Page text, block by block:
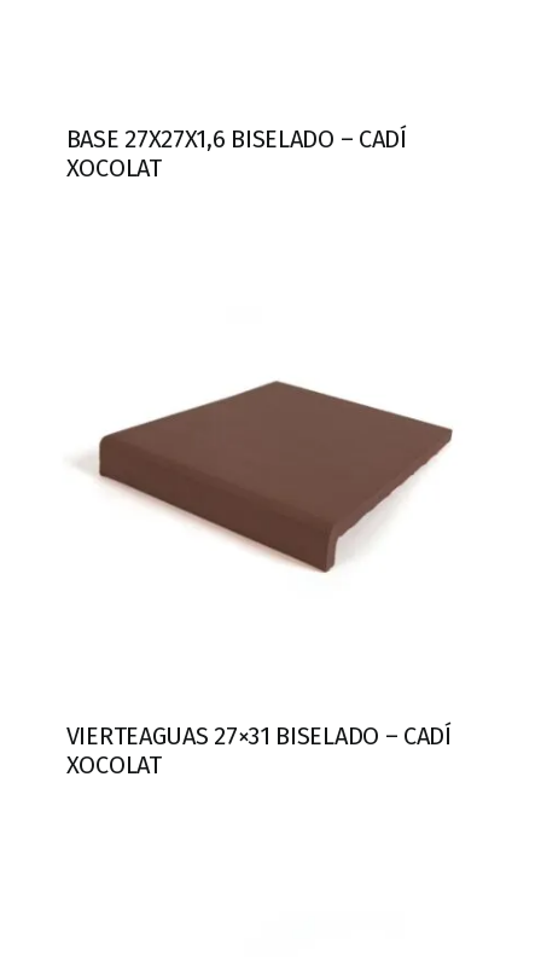
BASE 27X27X1,6 BISELADO – CADÍ
XOCOLAT
VIERTEAGUAS 27×31 BISELADO – CADÍ
XOCOLAT